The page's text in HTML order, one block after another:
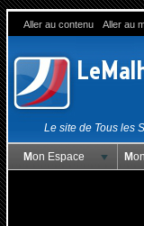
Aller au contenu Aller au
Le site de Tous les
Mon Espace